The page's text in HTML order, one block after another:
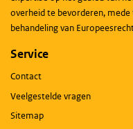
overheid te bevorderen,
behandeling van
Service
Contact
Veelgestelde vragen
Sitemap